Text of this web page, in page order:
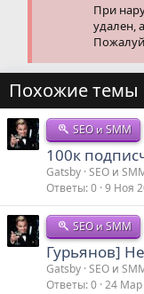
При
удален,
Похожие темы
SEO и SMM
100к
Gatsby SEO и
Ответы 0 9 Ноя
SEO и SMM
Гурьянов]
Gatsby SEO и
Ответы 0 24 Мар